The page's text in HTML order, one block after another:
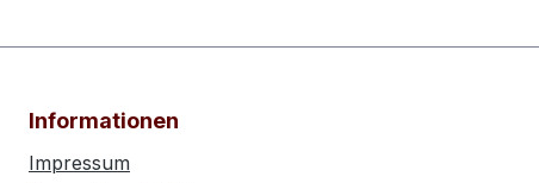
Informationen
Impressum